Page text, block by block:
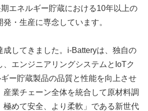
エネルギー貯蔵における10年以上の
・生産に専念しています。
してきました。i-Batteryは、独自の
エンジニアリングシステムとIoTク
ー貯蔵製品の品質と性能を向上させ
業チェーン全体を統合して原材料調
めて安全、より柔軟」である新世代